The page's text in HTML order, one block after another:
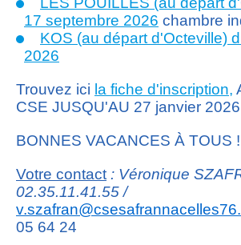
17 septembre 2026 chambre
KOS (au départ d'Octeville)
2026
Trouvez ici la fiche d'inscription,
CSE JUSQU'AU 27 janvier
BONNES VACANCES À TOUS !
Votre contact : Véronique
02.35.11.41.55 /
05 64 24